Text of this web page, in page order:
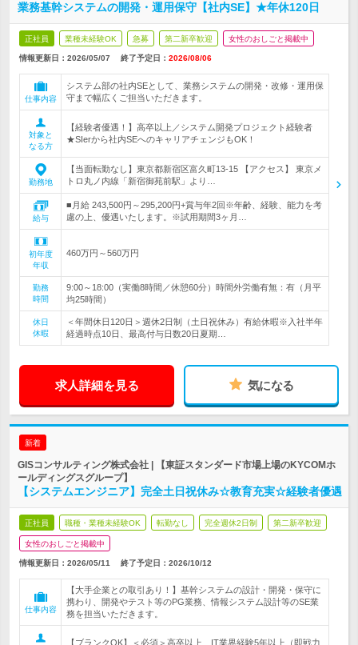
業務基幹システムの開発・運用保守【社内SE】★年休120日
正社員 業種未経験OK 急募 第二新卒歓迎 女性のおしごと掲載中
情報更新日：2026/05/07 終了予定日： 2026/08/06
仕事内容
システム部の社内SEとして、業務システムの開発・改修・運用保
守まで幅広くご担当いただきます。
対象と
なる方
【経験者優遇！】高卒以上／システム開発プロジェクト経験者
★SIerから社内SEへのキャリアチェンジもOK！
勤務地
【当面転勤なし】東京都新宿区富久町13-15 【アクセス】 東京メ
トロ丸ノ内線「新宿御苑前駅」より…
給与
■月給 243,500円～295,200円+賞与年2回※年齢、経験、能力を考
慮の上、優遇いたします。※試用期間3ヶ月…
初年度
年収
460万円～560万円
勤務
時間
9:00～18:00（実働8時間／休憩60分）時間外労働有無：有（月平
均25時間）
休日
休暇
＜年間休日120日＞週休2日制（土日祝休み）有給休暇※入社半年
経過時点10日、最高付与日数20日夏期…
求人詳細を見る 気になる
新着
GISコンサルティング株式会社 | 【東証スタンダード市場上場のKYCOMホ
ールディングスグループ】
【システムエンジニア】完全土日祝休み☆教育充実☆経験者優遇
正社員 職種・業種未経験OK 転勤なし 完全週休2日制 第二新卒歓迎
女性のおしごと掲載中
情報更新日：2026/05/11 終了予定日： 2026/10/12
仕事内容
【大手企業との取引あり！】基幹システムの設計・開発・保守に
携わり、開発やテスト等のPG業務、情報システム設計等のSE業
務を担当いただきます。
【ブランクOK】＜必須＞高卒以上、IT業界経験5年以上（即戦力